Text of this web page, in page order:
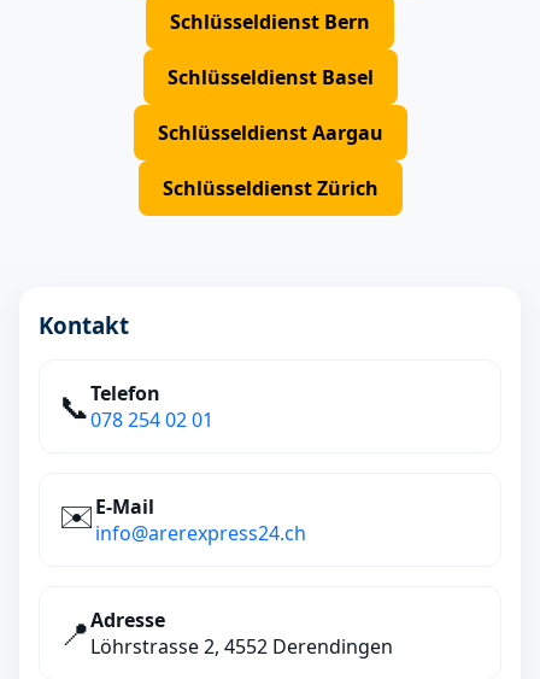
Schlüsseldienst Bern
Schlüsseldienst Basel
Schlüsseldienst Aargau
Schlüsseldienst Zürich
Kontakt
📞Telefon
078 254 02 01
✉️E‑Mail
info@arerexpress24.ch
📍Adresse
Löhrstrasse 2, 4552 Derendingen